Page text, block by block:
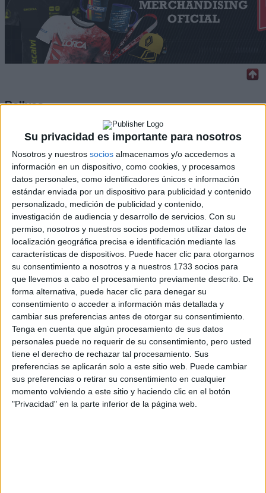
Su privacidad es importante para nosotros
Nosotros y nuestros socios almacenamos y/o accedemos a
información en un dispositivo, como cookies, y procesamos
datos personales, como identificadores únicos e información
estándar enviada por un dispositivo para publicidad y contenido
personalizado, medición de publicidad y contenido,
investigación de audiencia y desarrollo de servicios. Con su
permiso, nosotros y nuestros socios podemos utilizar datos de
localización geográfica precisa e identificación mediante las
características de dispositivos. Puede hacer clic para otorgarnos
su consentimiento a nosotros y a nuestros 1733 socios para
que llevemos a cabo el procesamiento previamente descrito. De
forma alternativa, puede hacer clic para denegar su
consentimiento o acceder a información más detallada y
cambiar sus preferencias antes de otorgar su consentimiento.
Tenga en cuenta que algún procesamiento de sus datos
personales puede no requerir de su consentimiento, pero usted
tiene el derecho de rechazar tal procesamiento. Sus
preferencias se aplicarán solo a este sitio web. Puede cambiar
sus preferencias o retirar su consentimiento en cualquier
momento volviendo a este sitio y haciendo clic en el botón
"Privacidad" en la parte inferior de la página web.
Rallyes
S-CER
ERC
CERA
Internacionales
Campeonatos Autonómicos
Históricos
Dakar
RallyCross
Circuitos
F1
Fórmula E
F2 / F3 / F4
Resistencia
Indycar
Otros
Producto
Producto
Web pensada para poder ofrecer diferentes